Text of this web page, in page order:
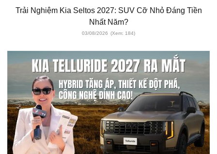
Trải Nghiệm Kia Seltos 2027: SUV Cỡ Nhỏ Đáng Tiền
Nhất Năm?
03/08/2026 (Xem: 184)